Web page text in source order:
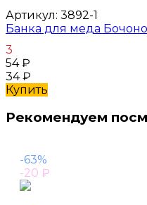
Артикул: 3892-1
Банка для меда
3
54₽
34₽
Купить
Рекомендуем
-63%
-20 ₽